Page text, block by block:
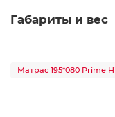
Габариты и вес
Матрас 195*080 Prime